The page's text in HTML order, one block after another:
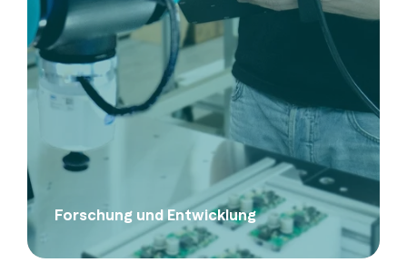
Forschung und Entwicklung